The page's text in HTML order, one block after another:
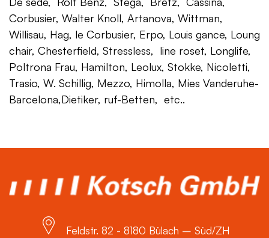
Corbusier, Walter Knoll, Artanova, Wittman,
Willisau, Hag, le Corbusier, Erpo, Louis gance, Loung
chair, Chesterfield, Stressless, line roset, Longlife,
Poltrona Frau, Hamilton, Leolux, Stokke, Nicoletti,
Trasio, W. Schillig, Mezzo, Himolla, Mies Vanderuhe-
Barcelona,Dietiker, ruf-Betten, etc..
Feldstr. 82 - 8180 Bülach – Süd/ZH